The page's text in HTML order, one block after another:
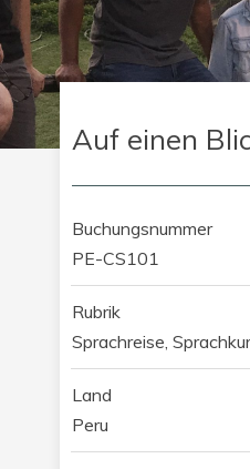
Auf einen
Buchungsnummer
PE-CS101
Rubrik
Sprachreise,
Land
Peru